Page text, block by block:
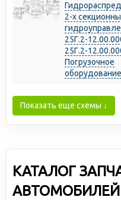
2-х
25Г.2-
25Г.2-
Погрузочное
оборудование
Показать еще схемы ↓
КАТАЛОГ